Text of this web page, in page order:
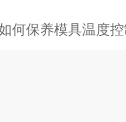
何保养模具温度控制